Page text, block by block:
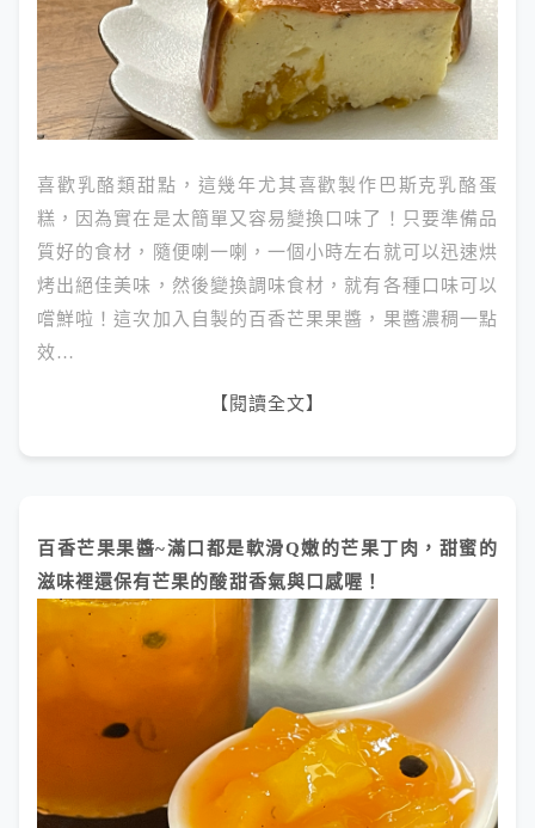
喜歡乳酪類甜點，這幾年尤其喜歡製作巴斯克乳酪蛋
糕，因為實在是太簡單又容易變換口味了！只要準備品
質好的食材，隨便喇一喇，一個小時左右就可以迅速烘
烤出絕佳美味，然後變換調味食材，就有各種口味可以
嚐鮮啦！這次加入自製的百香芒果果醬，果醬濃稠一點
效…
【閱讀全文】
百香芒果果醬~滿口都是軟滑Q嫩的芒果丁肉，甜蜜的
滋味裡還保有芒果的酸甜香氣與口感喔！